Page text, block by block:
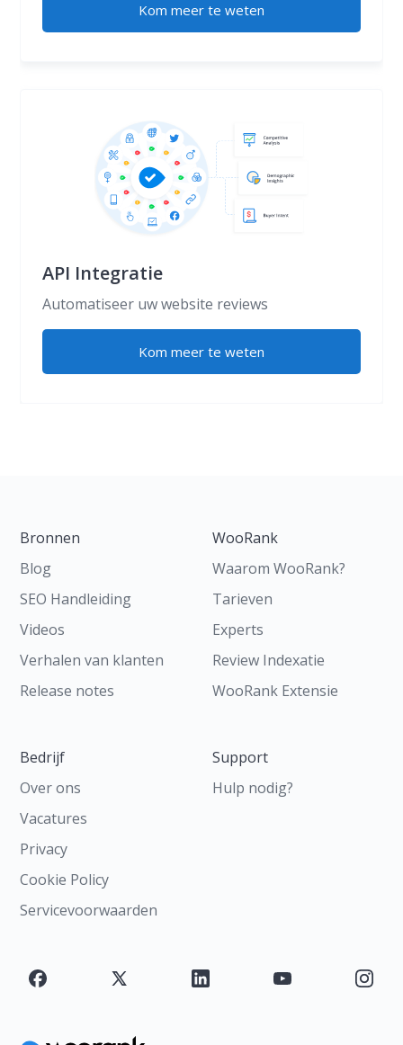
Kom meer te weten
API Integratie
Automatiseer uw website reviews
Kom meer te weten
Bronnen
Blog
SEO Handleiding
Videos
Verhalen van klanten
Release notes
WooRank
Waarom WooRank?
Tarieven
Experts
Review Indexatie
WooRank Extensie
Bedrijf
Over ons
Vacatures
Privacy
Cookie Policy
Servicevoorwaarden
Support
Hulp nodig?